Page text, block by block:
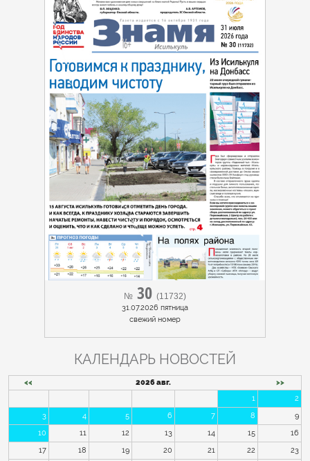
№ 30 (11732)
31.07.2026 пятница
cвежий номер
КАЛЕНДАРЬ НОВОСТЕЙ
<< 2026 авг.
>>
1
2
3
4 5 6 7 8
9
10
11 12 13 14 15
16
17
18 19 20 21 22 23